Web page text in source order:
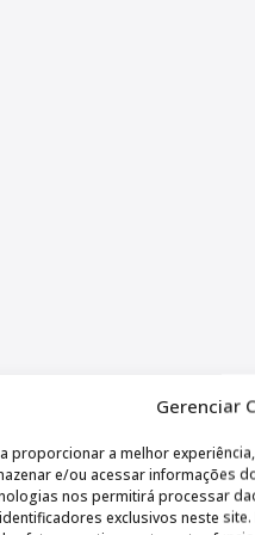
Gerenciar
proporcionar a melhor
e/ou acessar informações
nos permitirá processar
exclusivos neste